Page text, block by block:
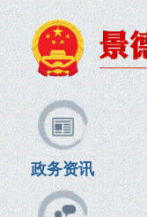
政务资讯